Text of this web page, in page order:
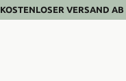
KOSTENLOSER VERSAND AB